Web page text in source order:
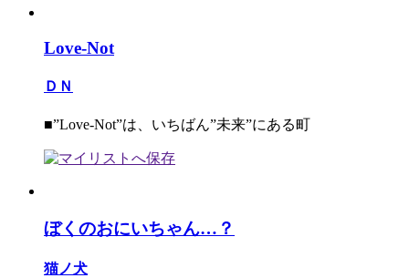
Love-Not
ＤＮ
■”Love-Not”は、いちばん”未来”にある町
ぼくのおにいちゃん…？
猫ノ犬